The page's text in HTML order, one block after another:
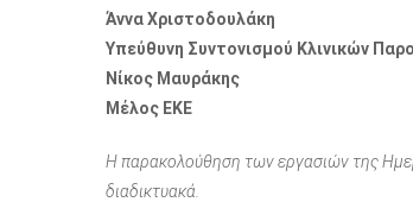
Άννα Χριστοδουλάκη
Υπεύθυνη Συντονισμού Κλινικών
Νίκος Μαυράκης
Μέλος ΕΚΕ
Η παρακολούθηση των εργασιών της
διαδικτυακά.